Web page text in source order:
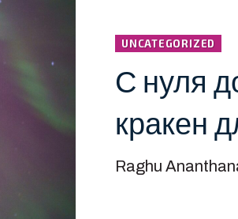
UNCATEGORIZED
С нуля
кракен
Raghu